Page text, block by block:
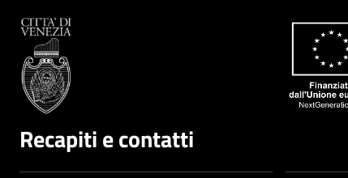
Recapiti e contatti